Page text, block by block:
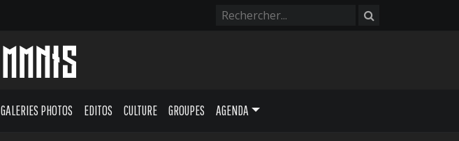
GALERIES PHOTOS EDITOS CULTURE GROUPES AGENDA